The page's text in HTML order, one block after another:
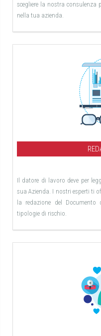
scegliere la nostra consulenza
nella tua azienda.
Il datore di lavoro deve per
sua Azienda. I nostri esperti ti
la redazione del
tipologie di rischio.